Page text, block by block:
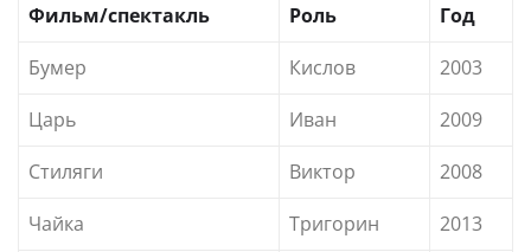
Фильм/спектакль Роль
Год
Бумер
Кислов
2003
Царь
Иван
2009
Стиляги
Виктор
2008
Чайка
Тригорин
2013